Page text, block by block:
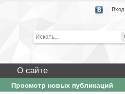
Вход
О сайте
Просмотр новых публикаций